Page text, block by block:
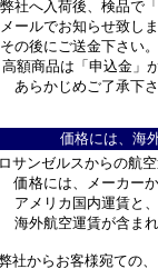
社へ入荷後、検品で
ールでお知らせ致し
の後にご送金下さい
高額商品は「申込金」
らかじめご了承下
価格には、海
ロサンゼルスからの航
格には、メーカーか
メリカ国内運賃と、
外航空運賃が含まれ
社からお客様宛ての